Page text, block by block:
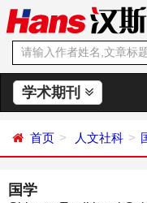
学术期刊
首页 人文社科
国学